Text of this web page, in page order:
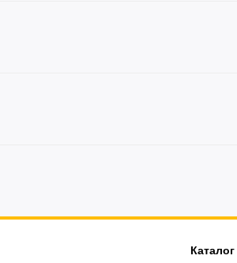
Каталог